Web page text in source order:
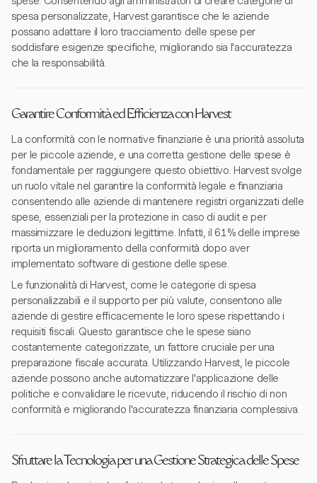
spesa personalizzate, Harvest garantisce che le aziende
possano adattare il loro tracciamento delle spese per
soddisfare esigenze specifiche, migliorando sia l'accuratezza
che la responsabilità.
Garantire Conformità ed Efficienza con Harvest
La conformità con le normative finanziarie è una priorità assoluta
per le piccole aziende, e una corretta gestione delle spese è
fondamentale per raggiungere questo obiettivo. Harvest svolge
un ruolo vitale nel garantire la conformità legale e finanziaria
consentendo alle aziende di mantenere registri organizzati delle
spese, essenziali per la protezione in caso di audit e per
massimizzare le deduzioni legittime. Infatti, il 61% delle imprese
riporta un miglioramento della conformità dopo aver
implementato software di gestione delle spese.
Le funzionalità di Harvest, come le categorie di spesa
personalizzabili e il supporto per più valute, consentono alle
aziende di gestire efficacemente le loro spese rispettando i
requisiti fiscali. Questo garantisce che le spese siano
costantemente categorizzate, un fattore cruciale per una
preparazione fiscale accurata. Utilizzando Harvest, le piccole
aziende possono anche automatizzare l'applicazione delle
politiche e convalidare le ricevute, riducendo il rischio di non
conformità e migliorando l'accuratezza finanziaria complessiva.
Sfruttare la Tecnologia per una Gestione Strategica delle Spese